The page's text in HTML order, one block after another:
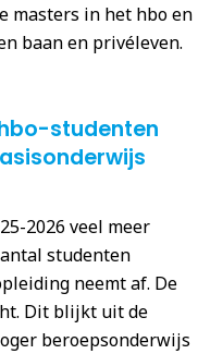
masters in het hbo en
baan en privéleven.
studenten
2026 veel meer
studenten
neemt af. De
Dit blijkt uit de
beroepsonderwijs